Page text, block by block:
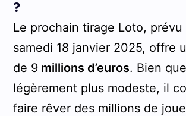
?
Le prochain tirage Loto, prévu
samedi 18 janvier 2025, offre
de 9millions d’euros. Bien que
légèrement plus modeste, il
faire rêver des millions de